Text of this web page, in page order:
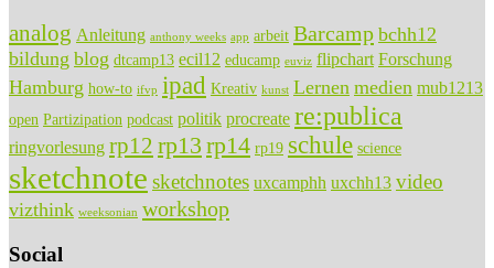
analog Anleitung anthony weeks app arbeit Barcamp bchh12
bildung blog dtcamp13 ecil12 educamp euviz flipchart Forschung
Hamburg how-to ifvp ipad Kreativ kunst Lernen medien mub1213
open Partizipation podcast politik procreate re:publica
ringvorlesung rp12 rp13 rp14 rp19 schule science
sketchnote sketchnotes uxcamphh uxchh13 video
vizthink weeksonian workshop
Social